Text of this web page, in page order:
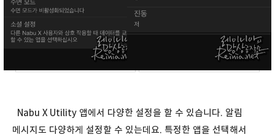
Nabu X Utility 앱에서 다양한 설정을 할 수 있습니다. 알림
메시지도 다양하게 설정할 수 있는데요. 특정한 앱을 선택해서